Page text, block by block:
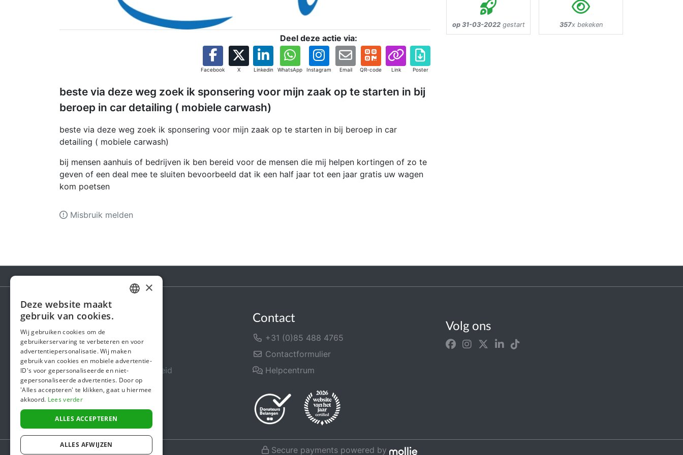
Deel deze actie via:
Facebook X Linkedin WhatsApp Instagram Email QR-code Link Poster
beste via deze weg zoek ik sponsering voor mijn zaak op te starten in bij
beroep in car detailing ( mobiele carwash)
beste via deze weg zoek ik sponsering voor mijn zaak op te starten in bij beroep in car
detailing ( mobiele carwash)
bij mensen aanhuis of bedrijven ik ben bereid voor de mensen die mij helpen kortingen of zo te
geven of een deal mee te sluiten bevoorbeeld dat ik een half jaar tot een jaar gratis uw wagen
kom poetsen
op 31-03-2022gestart 357x bekeken
Misbruik melden
Steunactie
Over ons
In de media
Veiligheid & Betrouwbaarheid
Algemene voorwaarden
Privacybeleid
Cookiebeleid
Contact
+31 (0)85 488 4765
Contactformulier
Helpcentrum
Volg ons
Secure payments powered by
ENGLISH
×
Deze website maakt
gebruik van cookies.
Wij gebruiken cookies om de
gebruikerservaring te verbeteren en voor
advertentiepersonalisatie. Wij maken
gebruik van cookies en mobiele advertentie-
ID's voor gepersonaliseerde en niet-
gepersonaliseerde advertenties. Door op
'Alles accepteren' te klikken, gaat u hiermee
akkoord. Lees verder
ALLES ACCEPTEREN
ALLES AFWIJZEN